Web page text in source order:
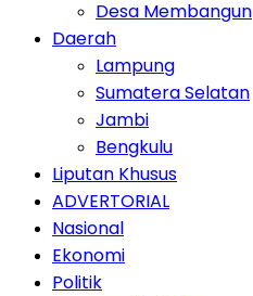
Desa Membangun
Daerah
Lampung
Sumatera Selatan
Jambi
Bengkulu
Liputan Khusus
ADVERTORIAL
Nasional
Ekonomi
Politik